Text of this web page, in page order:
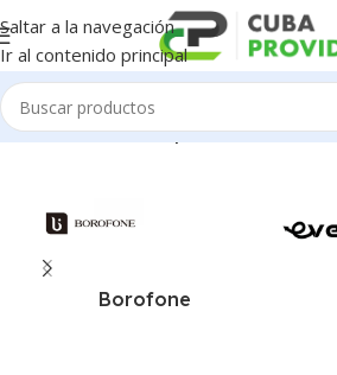
Saltar a la navegación
Ir al contenido principal
Inicio/Productos etiquetados como
Borofone